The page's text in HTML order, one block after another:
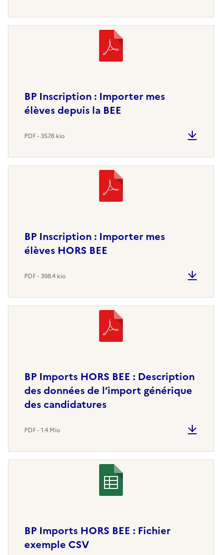
BP Inscription : Importer mes
élèves depuis la BEE
PDF - 357.6 kio
BP Inscription : Importer mes
élèves HORS BEE
PDF - 398.4 kio
BP Imports HORS BEE : Description
des données de l’import générique
des candidatures
PDF - 1.4 Mio
BP Imports HORS BEE : Fichier
exemple CSV